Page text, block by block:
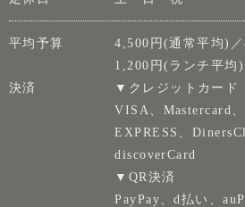
平均予算
4,500円(通常平均)
1,200円(ランチ平均)
決済
▼クレジットカード
VISA、Mastercard
EXPRESS、
discoverCard
▼QR決済
PayPay、d払い、